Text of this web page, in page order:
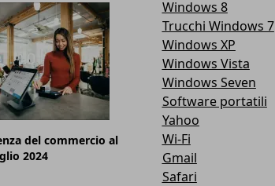
del commercio al
2024
Windows 8
Trucchi Windows 7
Windows XP
Windows Vista
Windows Seven
Software portatili
Yahoo
Wi-Fi
Gmail
Safari